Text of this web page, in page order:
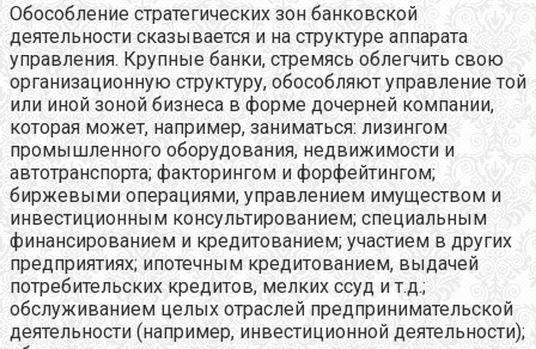
Обособление стратегических зон банковской
деятельности сказывается и на структуре аппарата
управления. Крупные банки, стремясь облегчить свою
организационную структуру, обособляют управление той
или иной зоной бизнеса в форме дочерней компании,
которая может, например, заниматься: лизингом
промышленного оборудования, недвижимости и
автотранспорта; факторингом и форфейтингом;
биржевыми операциями, управлением имуществом и
инвестиционным консультированием; специальным
финансированием и кредитованием; участием в других
предприятиях; ипотечным кредитованием, выдачей
потребительских кредитов, мелких ссуд и т.д.;
обслуживанием целых отраслей предпринимательской
деятельности (например, инвестиционной деятельности);